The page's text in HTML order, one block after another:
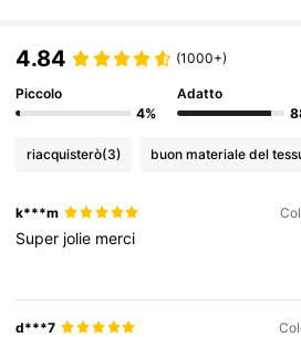
984K Follower
984K Follower
4.79
4.79 984K Follower
4.84 (1000+)
Piccolo
4%
Adatto
riacquisterò(3) buon materiale del
k***m
Super jolie merci
d***7